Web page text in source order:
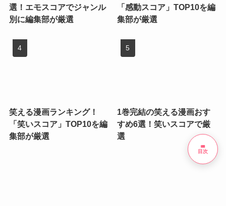
選！エモスコアでジャンル
別に編集部が厳選
「感動スコア」TOP10を編
集部が厳選
笑える漫画ランキング！
「笑いスコア」TOP10を編
集部が厳選
1巻完結の笑える漫画おす
すめ6選！笑いスコアで厳
選
list
目次